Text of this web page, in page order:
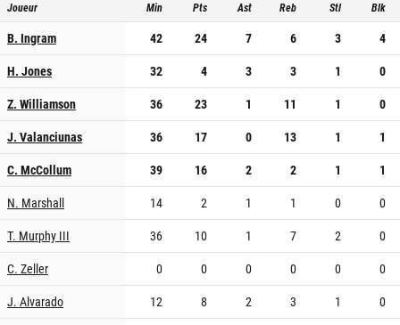
Joueur Min Pts Ast Reb Stl Blk
B. Ingram 42 24 7 6 3
4
H. Jones
32 4 3 3 1
0
Z. Williamson
36 23 1 11 1
0
J. Valanciunas
36 17 0 13 1
1
C. McCollum
39 16 2 2 1
1
N. Marshall
14 2 1 1 0
0
T. Murphy III
36 10 1 7 2
0
C. Zeller
0 0 0 0 0
0
J. Alvarado
12 8 2 3 1
0